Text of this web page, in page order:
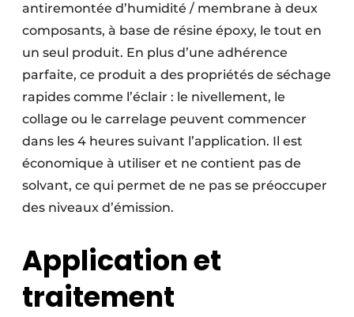
antiremontée d’humidité / membrane à deux
composants, à base de résine époxy, le tout en
un seul produit. En plus d’une adhérence
parfaite, ce produit a des propriétés de séchage
rapides comme l’éclair : le nivellement, le
collage ou le carrelage peuvent commencer
dans les 4 heures suivant l’application. Il est
économique à utiliser et ne contient pas de
solvant, ce qui permet de ne pas se préoccuper
des niveaux d’émission.
Application et
traitement